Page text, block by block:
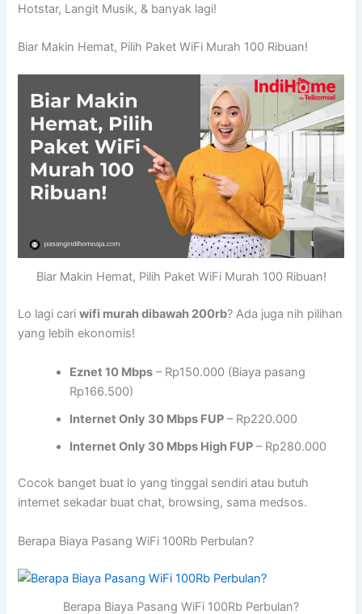
Hotstar, Langit Musik, & banyak lagi!
Biar Makin Hemat, Pilih Paket WiFi Murah 100 Ribuan!
Biar Makin Hemat, Pilih Paket WiFi Murah 100 Ribuan!
Lo lagi cariwifi murah dibawah 200rb? Ada juga nih pilihan
yang lebih ekonomis!
Eznet 10 Mbps – Rp150.000 (Biaya pasang
Rp166.500)
Internet Only 30 Mbps FUP – Rp220.000
Internet Only 30 Mbps High FUP – Rp280.000
Cocok banget buat lo yang tinggal sendiri atau butuh
internet sekadar buat chat, browsing, sama medsos.
Berapa Biaya Pasang WiFi 100Rb Perbulan?
Berapa Biaya Pasang WiFi 100Rb Perbulan?